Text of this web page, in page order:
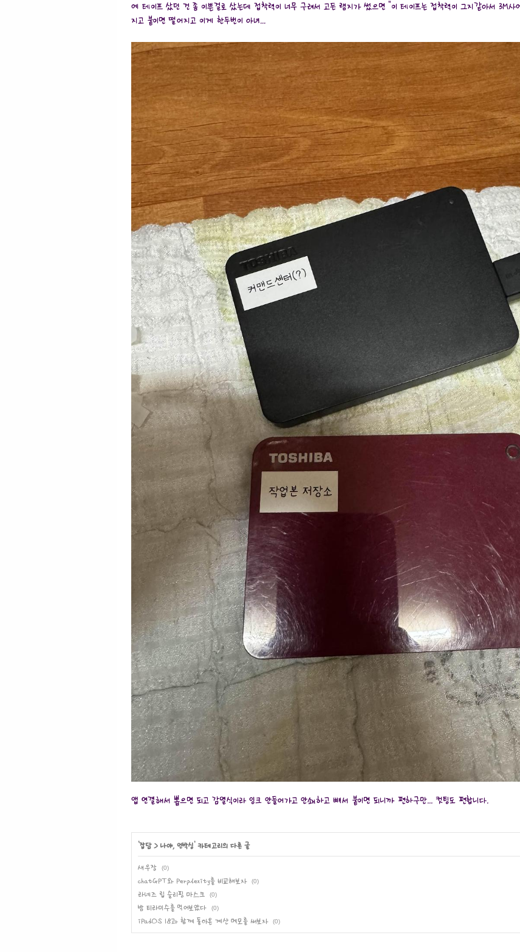
에 테이프 샀던 건 좀 이쁜걸로 샀는데 접착력이 너무 구려서 고든 램지가 썼으면 "이 테이프는 접착력이 그지같아서 3M
지고 붙이면 떨어지고 이게 한두번이 아녀...
앱 연결해서 뽑으면 되고 감열식이라 잉크 안들어가고 안쇄하고 빼서 붙이면 되니까 편하구만... 컷팅도 편합니다.
'잡담> 나야, 언박싱' 카테고리의 다른 글
새우장
(0)
chatGPT와 Perplexity를 비교해보자 (0)
라네즈 립 슬리핑 마스크 (0)
밤 티라미수를 먹어보았다 (0)
iPadOS 18과 함께 돌아온 계산 메모를 써보자 (0)